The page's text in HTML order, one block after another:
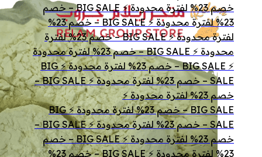
خصم 23% لفترة محدودة ⚡ BIG SALE – خصم
23% لفترة محدودة ⚡ BIG SALE – خصم 23%
لفترة محدودة ⚡ BIG SALE – خصم 23% لفترة
محدودة ⚡ BIG SALE – خصم 23% لفترة محدودة
⚡ BIG SALE – خصم 23% لفترة محدودة ⚡ BIG
SALE – خصم 23% لفترة محدودة ⚡ BIG SALE –
خصم 23% لفترة محدودة ⚡
BIG SALE – خصم 23% لفترة محدودة ⚡ BIG
SALE – خصم 23% لفترة محدودة ⚡ BIG SALE –
خصم 23% لفترة محدودة ⚡ BIG SALE – خصم
23% لفترة محدودة ⚡ BIG SALE – خصم 23%